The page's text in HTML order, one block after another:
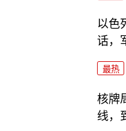
以色
话，
最热
核牌
线，